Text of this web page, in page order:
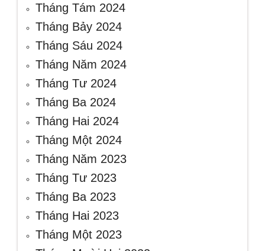
Tháng Tám 2024
Tháng Bảy 2024
Tháng Sáu 2024
Tháng Năm 2024
Tháng Tư 2024
Tháng Ba 2024
Tháng Hai 2024
Tháng Một 2024
Tháng Năm 2023
Tháng Tư 2023
Tháng Ba 2023
Tháng Hai 2023
Tháng Một 2023